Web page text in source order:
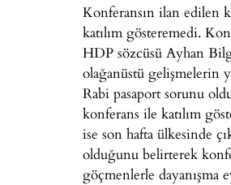
Konferansın ilan edilen
katılım gösteremedi.
HDP sözcüsü Ayhan
olağanüstü gelişmelerin
Rabi pasaport sorunu
konferans ile katılım
ise son hafta ülkesinde
olduğunu belirterek
göçmenlerle dayanışma